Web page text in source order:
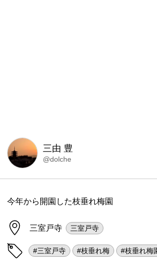
三由 豊
@dolche
今年から開園した枝垂れ梅園
三室戸寺 三室戸寺
#三室戸寺 #枝垂れ梅 #枝垂れ梅